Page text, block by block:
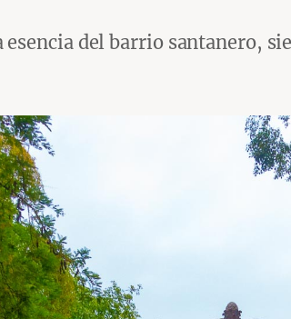
esencia del barrio santanero,